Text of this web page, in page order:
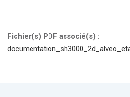
Fichier(s) PDF associé(s) :